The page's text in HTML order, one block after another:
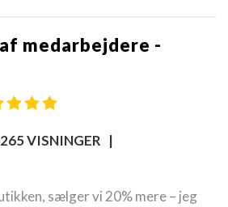
medarbejdere -
VISNINGER |
sælger vi 20% mere – jeg